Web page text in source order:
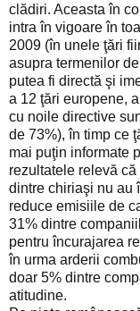
clădiri. Aceasta în
intra în vigoare în
2009 (în unele ţări
asupra termenilor
putea fi directă şi
a 12 ţări europene,
cu noile directive
de 73%), în timp ce
mai puţin informate
rezultatele relevă
dintre chiriaşi nu au
reduce emisiile de
31% dintre
pentru încurajarea
în urma arderii
doar 5% dintre
atitudine.